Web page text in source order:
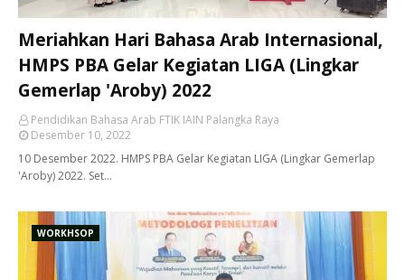
Meriahkan Hari Bahasa Arab Internasional,
HMPS PBA Gelar Kegiatan LIGA (Lingkar
Gemerlap 'Aroby) 2022
Pendidikan Bahasa Arab FTIK IAIN Palangka Raya
Desember 10, 2022
10 Desember 2022. HMPS PBA Gelar Kegiatan LIGA (Lingkar Gemerlap
'Aroby) 2022. Set…
WORKHSOP